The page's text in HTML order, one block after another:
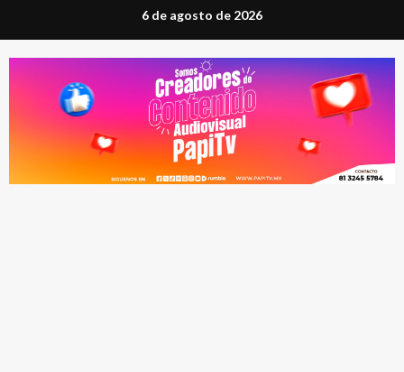
al
contenido
6 de agosto de 2026